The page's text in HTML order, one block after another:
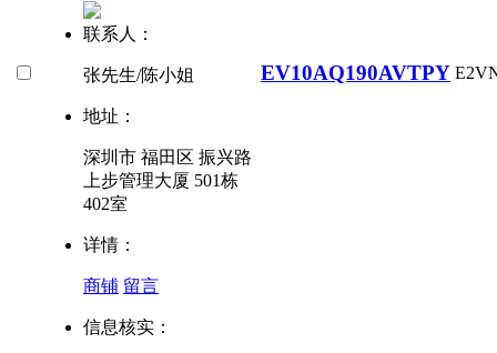
联系人：
张先生/陈小姐
地址：
深圳市 福田区 振兴路
上步管理大厦 501栋
402室
详情：
商铺 留言
信息核实：
EV10AQ190AVTPY E2V